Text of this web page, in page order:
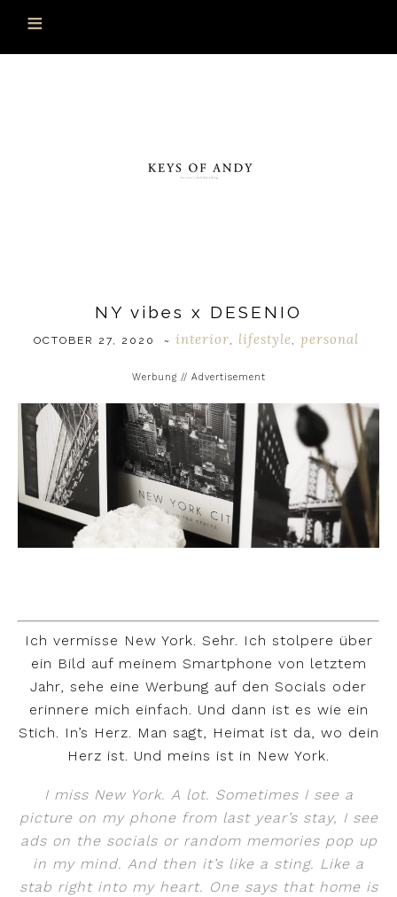
NY vibes x DESENIO
OCTOBER 27, 2020 ~ interior lifestyle personal
Werbung // Advertisement
Ich vermisse New York. Sehr. Ich stolpere über
ein Bild auf meinem Smartphone von letztem
Jahr, sehe eine Werbung auf den Socials oder
erinnere mich einfach. Und dann ist es wie ein
Stich. In’s Herz. Man sagt, Heimat ist da, wo dein
Herz ist. Und meins ist in New York.
I miss New York. A lot. Sometimes I see a
picture on my phone from last year’s stay, I see
ads on the socials or random memories pop up
in my mind. And then it’s like a sting. Like a
stab right into my heart. One says that home is